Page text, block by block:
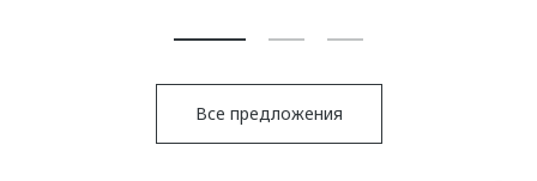
Все предложения